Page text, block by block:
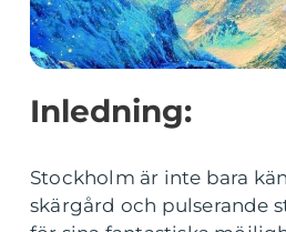
Inledning:
Stockholm är inte bara
skärgård och pulserande